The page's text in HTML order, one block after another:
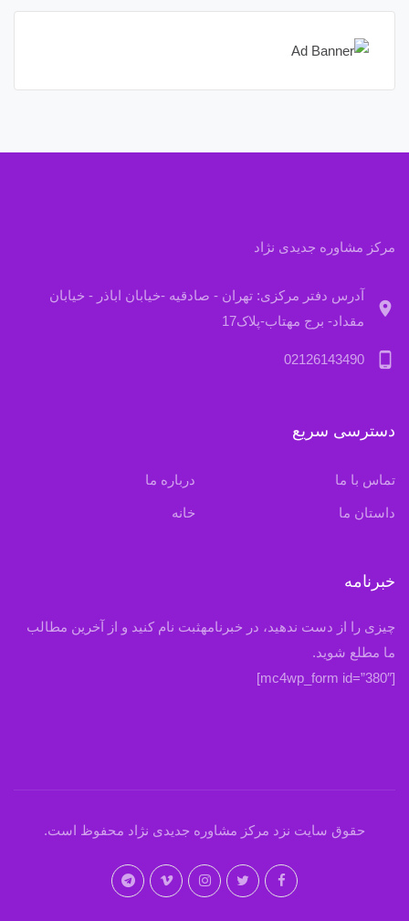
مرکز مشاوره جدیدی نژاد
location_on
آدرس دفتر مرکزی: تهران - صادقیه -خیابان اباذر - خیابان
مقداد- برج مهتاب-پلاک17
phone_android
02126143490
دسترسی سریع
تماس با ما درباره ما
داستان ما خانه
خبرنامه
چیزی را از دست ندهید، در خبرنامهثبت نام کنید و از آخرین مطالب
ما مطلع شوید.
[mc4wp_form id=”380″]
حقوق سایت نزد مرکز مشاوره جدیدی نژاد محفوظ است.